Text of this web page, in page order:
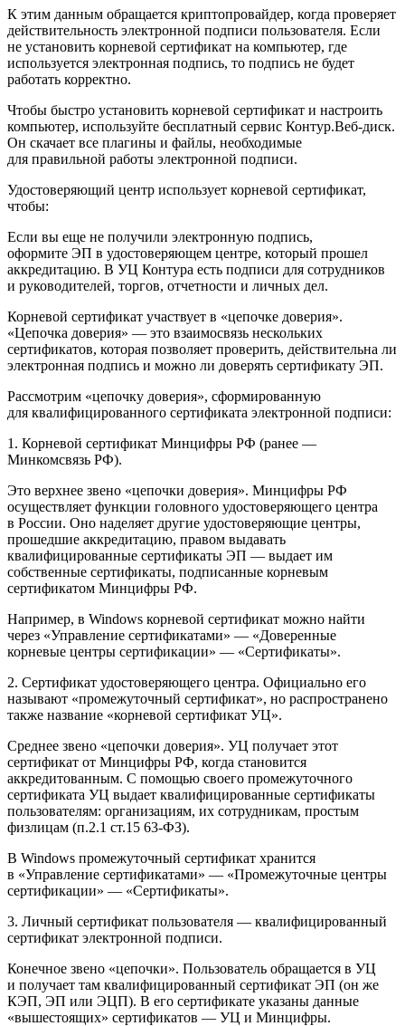
К этим данным обращается криптопровайдер, когда проверяет
действительность электронной подписи пользователя. Если
не установить корневой сертификат на компьютер, где
используется электронная подпись, то подпись не будет
работать корректно.
Чтобы быстро установить корневой сертификат и настроить
компьютер, используйте бесплатный сервис Контур.Веб-диск.
Он скачает все плагины и файлы, необходимые
для правильной работы электронной подписи.
Удостоверяющий центр использует корневой сертификат,
чтобы:
Если вы еще не получили электронную подпись,
оформите ЭП в удостоверяющем центре, который прошел
аккредитацию. В УЦ Контура есть подписи для сотрудников
и руководителей, торгов, отчетности и личных дел.
Корневой сертификат участвует в «цепочке доверия».
«Цепочка доверия» — это взаимосвязь нескольких
сертификатов, которая позволяет проверить, действительна ли
электронная подпись и можно ли доверять сертификату ЭП.
Рассмотрим «цепочку доверия», сформированную
для квалифицированного сертификата электронной подписи:
1. Корневой сертификат Минцифры РФ (ранее —
Минкомсвязь РФ).
Это верхнее звено «цепочки доверия». Минцифры РФ
осуществляет функции головного удостоверяющего центра
в России. Оно наделяет другие удостоверяющие центры,
прошедшие аккредитацию, правом выдавать
квалифицированные сертификаты ЭП — выдает им
собственные сертификаты, подписанные корневым
сертификатом Минцифры РФ.
Например, в Windows корневой сертификат можно найти
через «Управление сертификатами» — «Доверенные
корневые центры сертификации» — «Сертификаты».
2. Сертификат удостоверяющего центра. Официально его
называют «промежуточный сертификат», но распространено
также название «корневой сертификат УЦ».
Среднее звено «цепочки доверия». УЦ получает этот
сертификат от Минцифры РФ, когда становится
аккредитованным. С помощью своего промежуточного
сертификата УЦ выдает квалифицированные сертификаты
пользователям: организациям, их сотрудникам, простым
физлицам (п.2.1 ст.15 63-ФЗ).
В Windows промежуточный сертификат хранится
в «Управление сертификатами» — «Промежуточные центры
сертификации» — «Сертификаты».
3. Личный сертификат пользователя — квалифицированный
сертификат электронной подписи.
Конечное звено «цепочки». Пользователь обращается в УЦ
и получает там квалифицированный сертификат ЭП (он же
КЭП, ЭП или ЭЦП). В его сертификате указаны данные
«вышестоящих» сертификатов — УЦ и Минцифры.